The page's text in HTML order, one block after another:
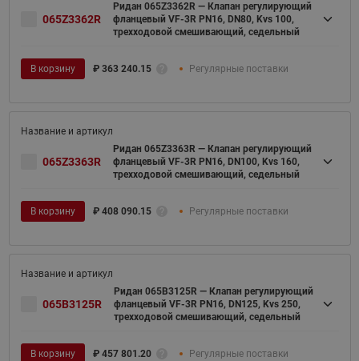
065Z3362R
Ридан 065Z3362R — Клапан регулирующий
фланцевый VF-3R PN16, DN80, Kvs 100,
трехходовой смешивающий, седельный
В корзину ₽ 363 240.15 Регулярные поставки
065Z3363R
Ридан 065Z3363R — Клапан регулирующий
фланцевый VF-3R PN16, DN100, Kvs 160,
трехходовой смешивающий, седельный
В корзину ₽ 408 090.15 Регулярные поставки
065B3125R
Ридан 065B3125R — Клапан регулирующий
фланцевый VF-3R PN16, DN125, Kvs 250,
трехходовой смешивающий, седельный
В корзину ₽ 457 801.20 Регулярные поставки